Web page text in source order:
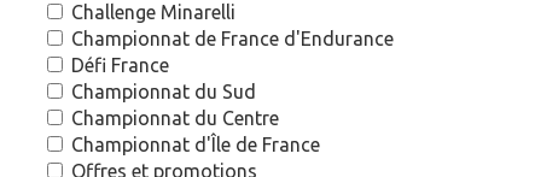
Challenge Minarelli
Championnat de France d'Endurance
Défi France
Championnat du Sud
Championnat du Centre
Championnat d'Île de France
Offres et promotions